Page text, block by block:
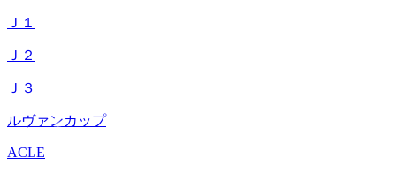
Ｊ１
Ｊ２
Ｊ３
ルヴァンカップ
ACLE